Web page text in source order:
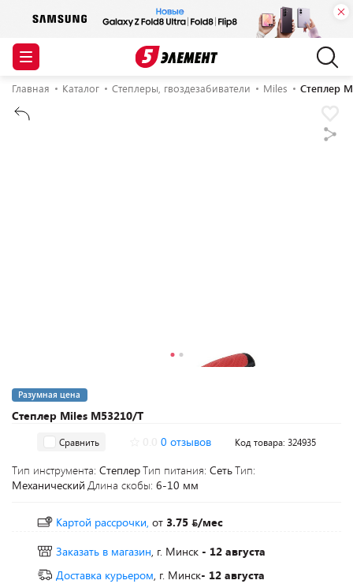
Главная Каталог Степлеры, гвоздезабиватели Miles Степлер
Степлер Miles M53210/T
Разумная цена
Сравнить 0 отзывов Код товара: 324935
Тип инструмента: СтеплерТип питания: СетьТип:
Механический Длина скобы: 6-10 мм
Картой рассрочки, от 3.75
/мес
Заказать в магазин, г. Минск - 12 августа
Доставка курьером, г. Минск- 12 августа